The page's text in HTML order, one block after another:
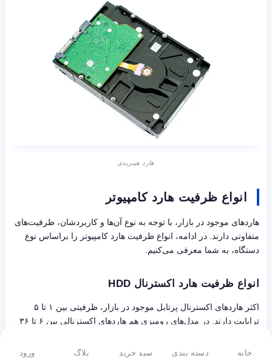
خانه دسته بندی سبد خرید بلاگ ورود
هارد هیبریدی
انواع ظرفیت هارد کامپیوتر
هاردهای موجود در بازار، با توجه به نوع آن‌ها و کاربردشان، ظرفیت‌های
متفاوتی دارند. در ادامه، انواع ظرفیت هارد کامپیوتر را براساس نوع
دستگاه، به شما معرفی می‌کنیم.
انواع ظرفیت هارد اکسترنال HDD
اکثر هاردهای اکسترنال پرتابل موجود در بازار، ظرفیتی بین ۱ تا ۵
ترابایت دارند. در مدل‌های رومیزی هم هاردهای اکسترنالی بین ۶ تا ۳۶